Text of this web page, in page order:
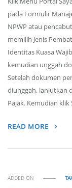
pada Formulir
NPWP atau
memilih Jenis
Identitas Kuasa
kemudian unggah
Setelah dokumen
diunggah, lanjutkan
Pajak. Kemudian klik
READ MORE
ADDED ON